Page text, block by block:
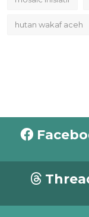
hutan wakaf aceh